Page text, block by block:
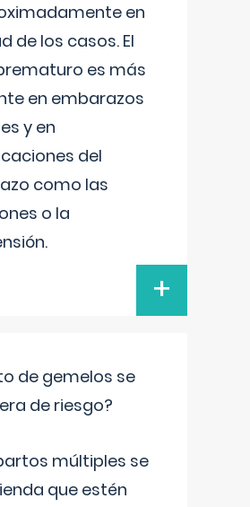
en
de los casos. El
es más
en embarazos
y en
del
como las
o la
+
de gemelos se
de riesgo?
múltiples se
que estén